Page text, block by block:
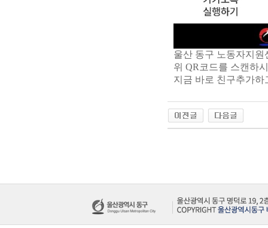
울산 동구 노동자지원
위 QR코드를 스캔하
지금 바로 친구추가